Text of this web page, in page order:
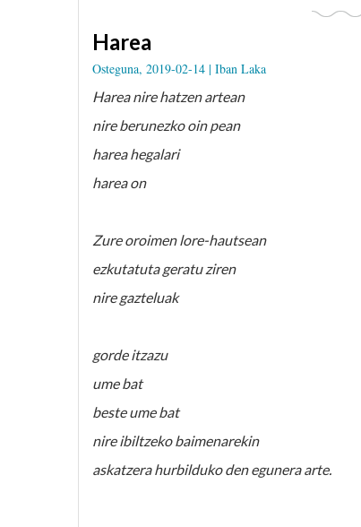
Harea
Osteguna, 2019-02-14 | Iban Laka
Harea nire hatzen artean
nire berunezko oin pean
harea hegalari
harea on
Zure oroimen lore-hautsean
ezkutatuta geratu ziren
nire gazteluak
gorde itzazu
ume bat
beste ume bat
nire ibiltzeko baimenarekin
askatzera hurbilduko den egunera arte.